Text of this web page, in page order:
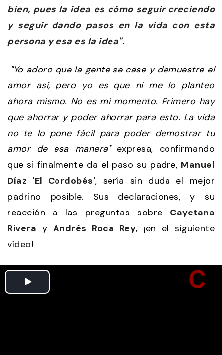
bien, pues la idea es cómo seguir creciendo
y seguir dando pasos en la vida con esta
persona y esa es la idea".
"Yo adoro que la gente se case y demuestre el
amor así, pero yo es que ni me lo planteo
ahora mismo. No es mi momento. Primero hay
que ahorrar y poder ahorrar para esto. La vida
no te lo pone fácil para poder demostrar tu
amor de esa manera"expresa, confirmando
que si finalmente da el paso su padre, Manuel
Díaz 'El Cordobés', sería sin duda el mejor
padrino posible. Sus declaraciones, y su
reacción a las preguntas sobre Cayetana
Rivera y Andrés Roca Rey, ¡en el siguiente
vídeo!